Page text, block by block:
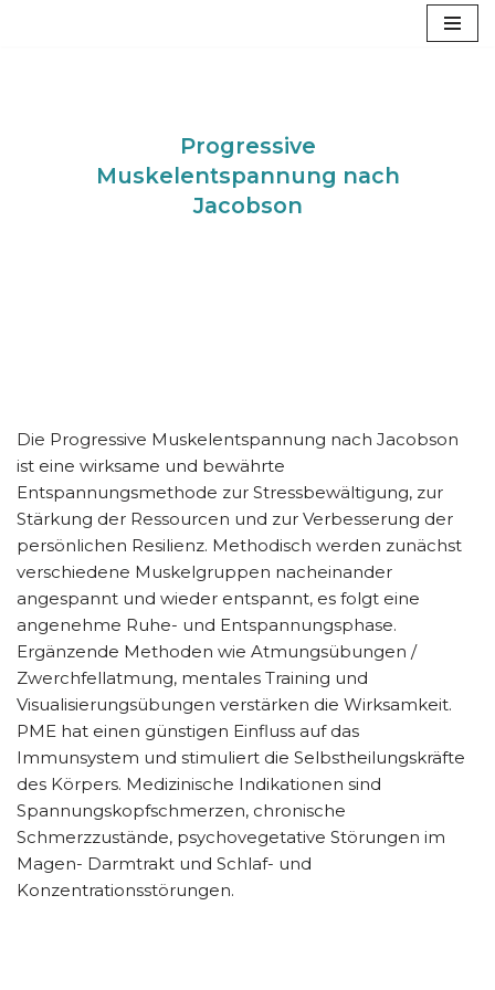
Progressive
Muskelentspannung nach
Jacobson
Die Progressive Muskelentspannung nach Jacobson
ist eine wirksame und bewährte
Entspannungsmethode zur Stressbewältigung, zur
Stärkung der Ressourcen und zur Verbesserung der
persönlichen Resilienz. Methodisch werden zunächst
verschiedene Muskelgruppen nacheinander
angespannt und wieder entspannt, es folgt eine
angenehme Ruhe- und Entspannungsphase.
Ergänzende Methoden wie Atmungsübungen /
Zwerchfellatmung, mentales Training und
Visualisierungsübungen verstärken die Wirksamkeit.
PME hat einen günstigen Einfluss auf das
Immunsystem und stimuliert die Selbstheilungskräfte
des Körpers. Medizinische Indikationen sind
Spannungskopfschmerzen, chronische
Schmerzzustände, psychovegetative Störungen im
Magen- Darmtrakt und Schlaf- und
Konzentrationsstörungen.